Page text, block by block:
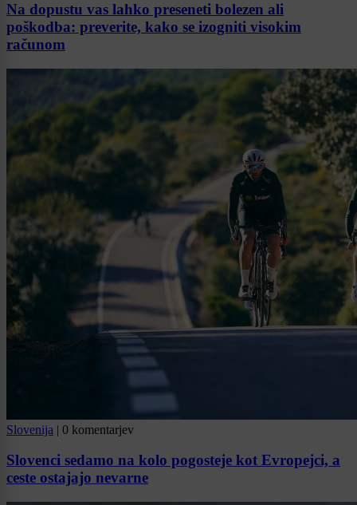
Na dopustu vas lahko preseneti bolezen ali
poškodba: preverite, kako se izogniti visokim
računom
Slovenija | 0 komentarjev
Slovenci sedamo na kolo pogosteje kot Evropejci, a
ceste ostajajo nevarne